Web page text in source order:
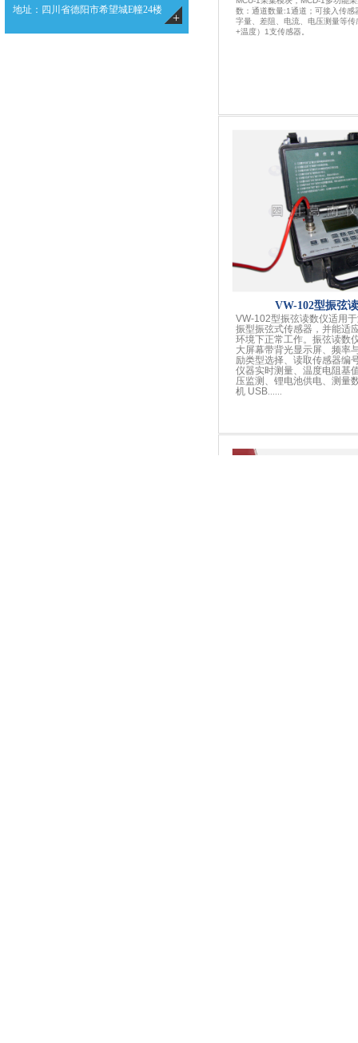
数：通道数量:1通道；可接入传感
字量、差阻、电流、电压测量等
+温度）1支传感器。
VW-102型振弦
VW-102型振弦读数仪适用
振型振弦式传感器，并能适
环境下正常工作。振弦读数
大屏幕带背光显示屏、频率
励类型选择、读取传感器编
仪器实时测量、温度电阻基
压监测、锂电池供电、测量
机 USB
地址：四川省德阳市希望城E幢24楼
+